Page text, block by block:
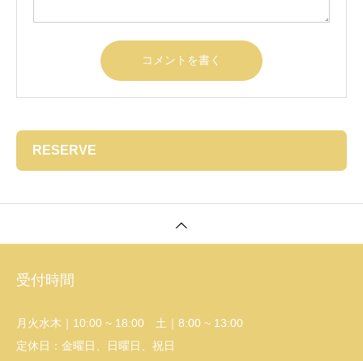
塩川満章D.C.上部頚椎バイオメカニック
ック(HIOテクニック） 塩川満章D.C.磁
気マニュアルテクニック 塩川満章D.C.ク
ク上部・下部頚椎 塩川満章D.C.SOT 塩
クティックシステムセミナー： 骨盤、腰
椎、胸椎、頚椎、上部頚椎 塩川雅士D.C.
カイロプラクティックリーダーセミナー
観察 肩関節／肘関節／手指部／体幹・肋
関節【兼子ただしストレッチ大学 有資
RESERVE
受付時間
月火水木｜10:00 ~ 18:00 土｜8:00 ~ 13:00
定休日：金曜日、日曜日、祝日